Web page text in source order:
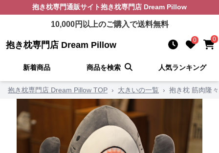
抱き枕専門通販サイト抱き枕専門店 Dream Pillow
10,000円以上のご購入で送料無料
抱き枕専門店 Dream Pillow 0 0
新着商品 商品を検索 人気ランキング
抱き枕専門店 Dream Pillow TOP › 大きいの一覧 › 抱き枕 筋肉隆